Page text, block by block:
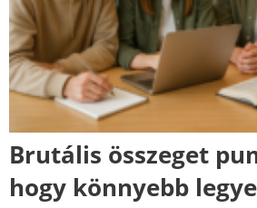
Brutális összeget
hogy könnyebb